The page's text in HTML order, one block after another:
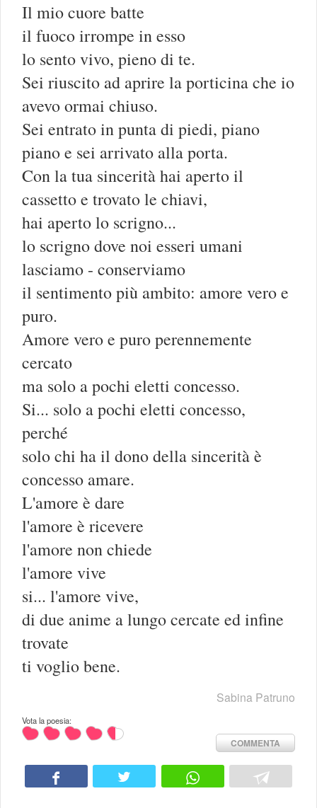
Il mio cuore batte
il fuoco irrompe in esso
lo sento vivo, pieno di te.
Sei riuscito ad aprire la porticina che io
avevo ormai chiuso.
Sei entrato in punta di piedi, piano
piano e sei arrivato alla porta.
Con la tua sincerità hai aperto il
cassetto e trovato le chiavi,
hai aperto lo scrigno...
lo scrigno dove noi esseri umani
lasciamo - conserviamo
il sentimento più ambito: amore vero e
puro.
Amore vero e puro perennemente
cercato
ma solo a pochi eletti concesso.
Si... solo a pochi eletti concesso,
perché
solo chi ha il dono della sincerità è
concesso amare.
L'amore è dare
l'amore è ricevere
l'amore non chiede
l'amore vive
si... l'amore vive,
di due anime a lungo cercate ed infine
trovate
ti voglio bene.
Sabina Patruno
Vota la poesia:
COMMENTA